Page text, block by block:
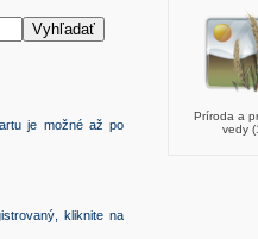
je možné až po
kliknite na
Príroda a
vedy